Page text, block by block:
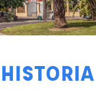
HISTORIA